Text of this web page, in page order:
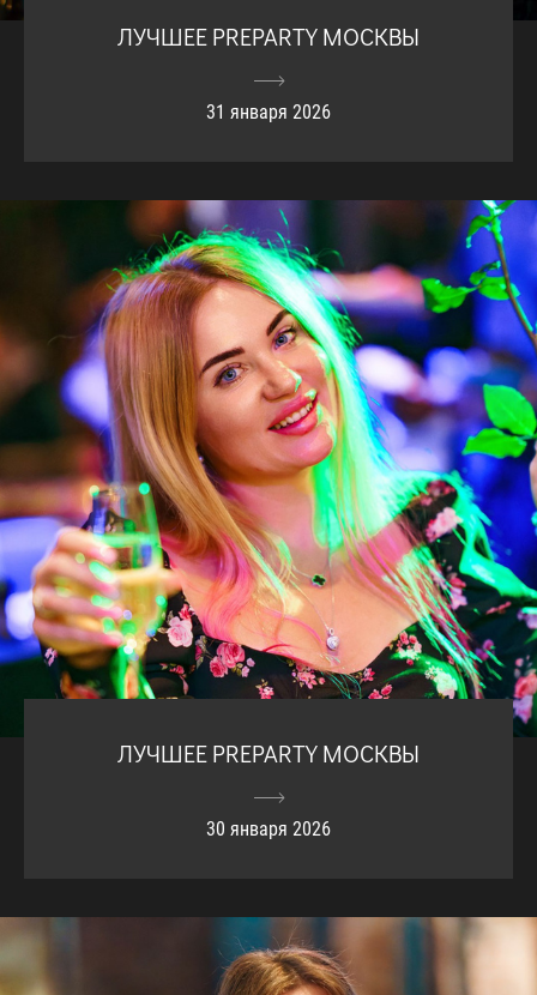
ЛУЧШЕЕ PREPARTY МОСКВЫ
31 января 2026
ЛУЧШЕЕ PREPARTY МОСКВЫ
30 января 2026